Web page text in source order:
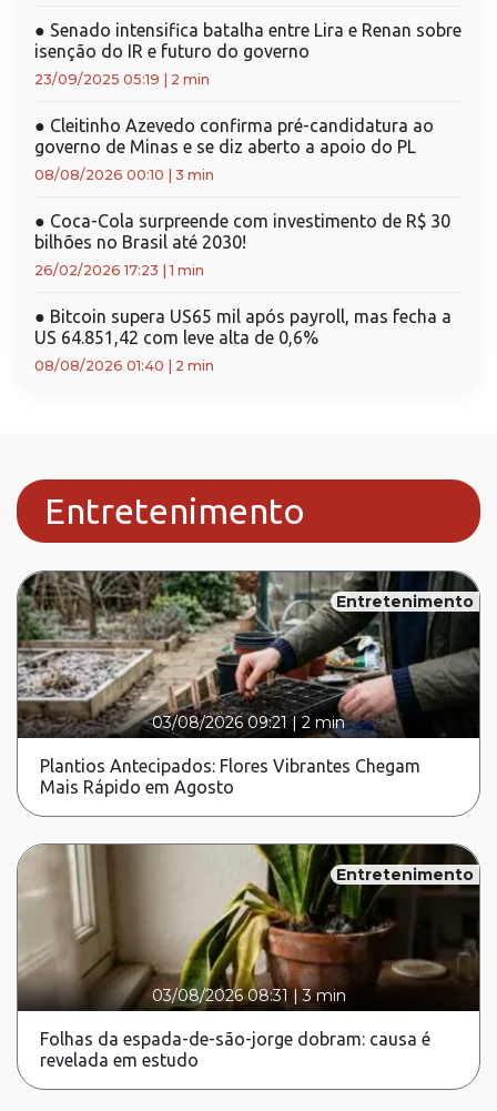
● Senado intensifica batalha entre Lira e Renan sobre
isenção do IR e futuro do governo
23/09/2025 05:19 2 min
● Cleitinho Azevedo confirma pré-candidatura ao
governo de Minas e se diz aberto a apoio do PL
08/08/2026 00:10 3 min
● Coca-Cola surpreende com investimento de R$ 30
bilhões no Brasil até 2030!
26/02/2026 17:23 |1 min
● Bitcoin supera US65 mil após payroll, mas fecha a
US 64.851,42 com leve alta de 0,6%
08/08/2026 01:40 2 min
Entretenimento
Entretenimento
03/08/2026 09:21|2 min
Plantios Antecipados: Flores Vibrantes Chegam
Mais Rápido em Agosto
Entretenimento
03/08/2026 08:31 |3 min
Folhas da espada-de-são-jorge dobram: causa é
revelada em estudo